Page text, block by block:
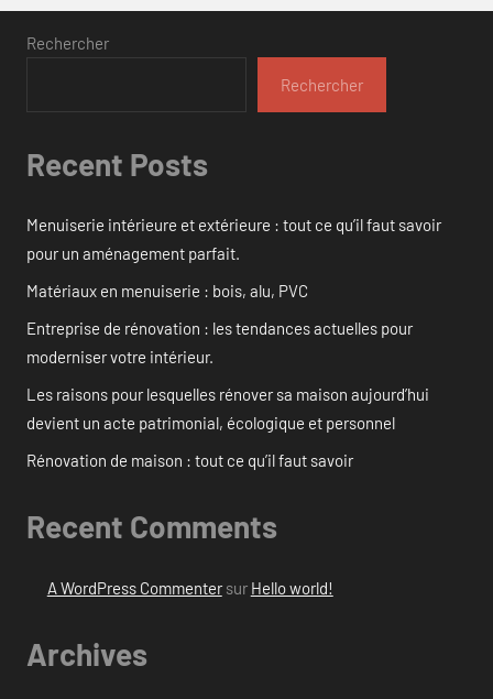
Rechercher
Rechercher
Recent Posts
Menuiserie intérieure et extérieure : tout ce qu’il faut savoir
pour un aménagement parfait.
Matériaux en menuiserie : bois, alu, PVC
Entreprise de rénovation : les tendances actuelles pour
moderniser votre intérieur.
Les raisons pour lesquelles rénover sa maison aujourd’hui
devient un acte patrimonial, écologique et personnel
Rénovation de maison : tout ce qu’il faut savoir
Recent Comments
A WordPress Commentersur Hello world!
Archives